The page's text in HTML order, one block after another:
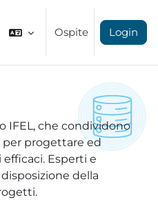
Ospite Login
IFEL, che condividono
progettare ed
Esperti e
della